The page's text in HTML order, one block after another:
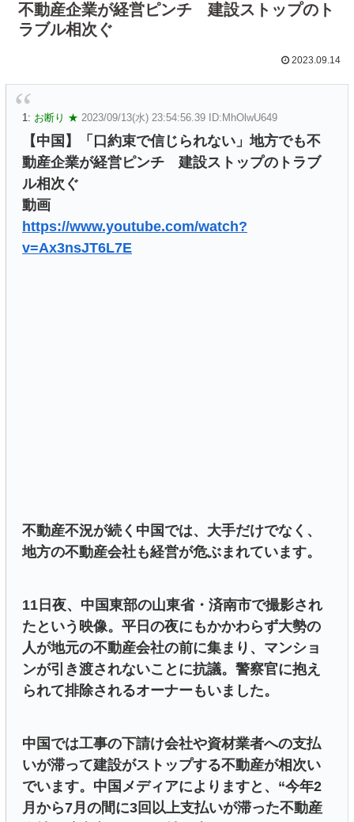
不動産企業が経営ピンチ 建設ストップのト
ラブル相次ぐ
2023.09.14
1: お断り ★ 2023/09/13(水) 23:54:56.39 ID:MhOlwU649
【中国】「口約束で信じられない」地方でも不
動産企業が経営ピンチ 建設ストップのトラブ
ル相次ぐ
動画
https://www.youtube.com/watch?
v=Ax3nsJT6L7E
不動産不況が続く中国では、大手だけでなく、
地方の不動産会社も経営が危ぶまれています。
11日夜、中国東部の山東省・済南市で撮影され
たという映像。平日の夜にもかかわらず大勢の
人が地元の不動産会社の前に集まり、マンショ
ンが引き渡されないことに抗議。警察官に抱え
られて排除されるオーナーもいました。
中国では工事の下請け会社や資材業者への支払
いが滞って建設がストップする不動産が相次い
でいます。中国メディアによりますと、“今年2
月から7月の間に3回以上支払いが滞った不動産